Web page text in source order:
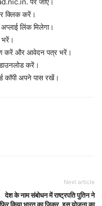
पर जाएं।
क्लिक करें।
लिंक मिलेगा।
करें और आवेदन पत्र भरें।
करें।
कॉपी अपने पास रखें।
Next article
देश के नाम संबोधन में राष्ट्रपति पुतिन ने